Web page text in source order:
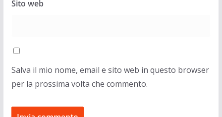
Sito web
Salva il mio nome, email e sito web in questo browser
per la prossima volta che commento.